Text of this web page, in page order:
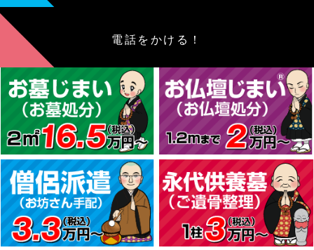
電話をかける！